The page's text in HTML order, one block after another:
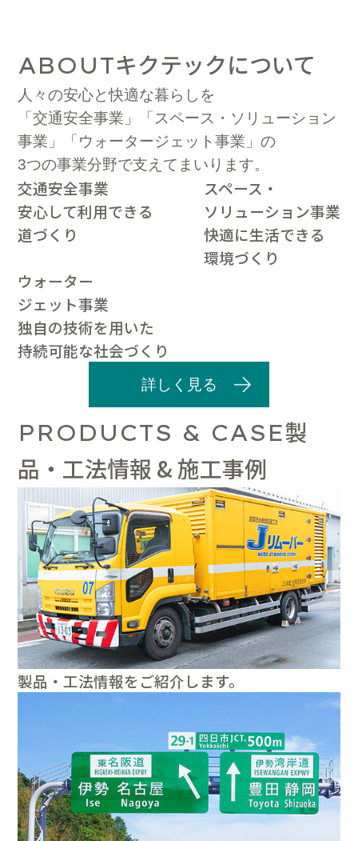
ABOUTキクテックについて
人々の安心と快適な暮らしを
「交通安全事業」「スペース・ソリューション
事業」「ウォータージェット事業」の
3つの事業分野で支えてまいります。
交通安全事業
安心して利用できる
道づくり
スペース・
ソリューション事業
快適に生活できる
環境づくり
ウォーター
ジェット事業
独自の技術を用いた
持続可能な社会づくり
詳しく見る
PRODUCTS & CASE製
品・工法情報 & 施工事例
製品・工法情報をご紹介します。